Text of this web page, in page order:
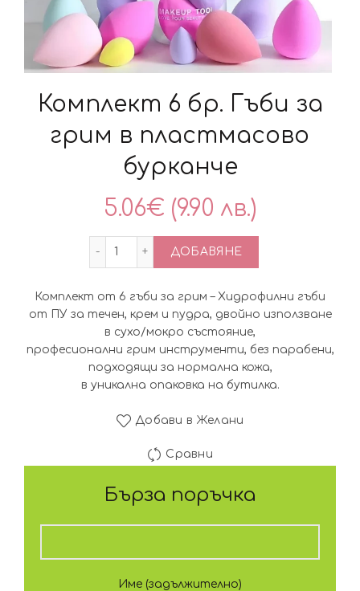
Комплект 6 бр. Гъби за
грим в пластмасово
бурканче
5.06€ (9.90 лв.)
количество за Комплект 6 бр. Гъби
ДОБАВЯНЕ
Комплект от 6 гъби за грим – Хидрофилни гъби
от ПУ за течен, крем и пудра, двойно използване
в сухо/мокро състояние,
професионални грим инструменти, без парабени,
подходящи за нормална кожа,
в уникална опаковка на бутилка.
Добави в Желани
Сравни
Бърза поръчка
Име (задължително)